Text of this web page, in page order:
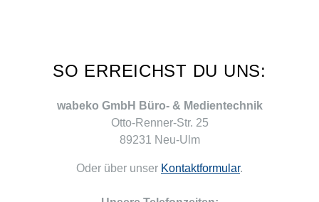
SO ERREICHST DU UNS:
wabeko GmbH Büro- & Medientechnik
Otto-Renner-Str. 25
89231 Neu-Ulm
Oder über unser Kontaktformular.